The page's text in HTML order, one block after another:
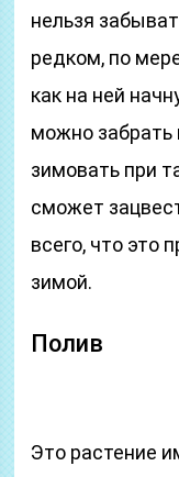
нельзя
редком, по
как на ней
можно забрать
зимовать при
сможет
всего, что это
зимой.
Полив
Это растение